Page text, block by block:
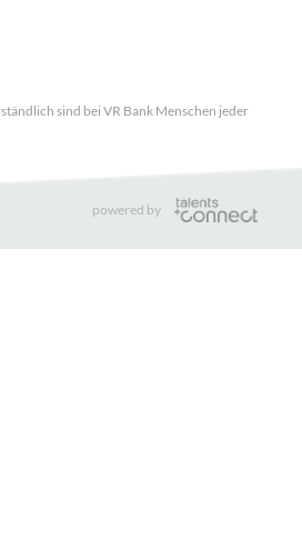
sind bei VR Bank Menschen jeder
powered by